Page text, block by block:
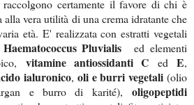
certamente il favore di chi è
alla vera utilità di una crema idratante che
età. E' realizzata con estratti vegetali
Haematococcus Pluvialis
ed elementi
vitamine antiossidanti C edE,
ialuronico, oli e burri vegetali (olio
e burro di karité),
oligopeptidi